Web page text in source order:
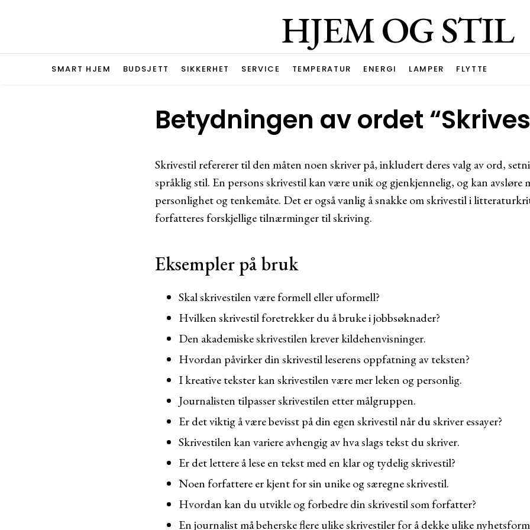
HJEM OG STIL
SMART HJEM BUDSJETT SIKKERHET SERVICE TEMPERATUR ENERGI LAMPER FLYTTE
Betydningen av ordet
Skrivestil refererer til den måten noen skriver på, inkludert deres valg av ord,
språklig stil. En persons skrivestil kan være unik og gjenkjennelig, og kan avsløre
personlighet og tenkemåte. Det er også vanlig å snakke om skrivestil i
forfatteres forskjellige tilnærminger til skriving.
Eksempler på bruk
Skal skrivestilen være formell eller uformell?
Hvilken skrivestil foretrekker du å bruke i jobbsøknader?
Den akademiske skrivestilen krever kildehenvisninger.
Hvordan påvirker din skrivestil leserens oppfatning av teksten?
I kreative tekster kan skrivestilen være mer leken og personlig.
Journalisten tilpasser skrivestilen etter målgruppen.
Er det viktig å være bevisst på din egen skrivestil når du skriver essayer?
Skrivestilen kan variere avhengig av hva slags tekst du skriver.
Er det lettere å lese en tekst med en klar og tydelig skrivestil?
Noen forfattere er kjent for sin unike og særegne skrivestil.
Hvordan kan du utvikle og forbedre din skrivestil som forfatter?
En journalist må beherske flere ulike skrivestiler for å dekke ulike